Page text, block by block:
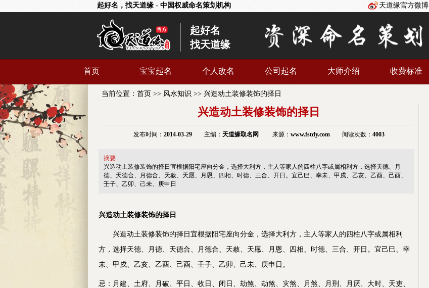
起好名，找天道缘 - 中国权威命名策划机构 天道缘官方微博
起好名
找天道缘
首页 宝宝起名 个人改名 公司起名 大师介绍 收费标准
当前位置： 首页 >> 风水知识 >> 兴造动土装修装饰的择日
兴造动土装修装饰的择日
发布时间： 2014-03-29主编： 天道缘取名网 来源： www.fstdy.com阅读次数： 4003
摘要
兴造动土装修装饰的择日宜根据阳宅座向分金，选择大利方，主人等家人的四柱八字或属相利方，选择天德、月
德、天德合、月德合、天赦、天愿、月恩、四相、时德、三合、开日。宜己巳、幸未、甲戍、乙亥、乙酉、己酉、
壬子、乙卯、己未、庚申日
兴造动土装修装饰的择日
兴造动土装修装饰的择日宜根据阳宅座向分金，选择大利方，主人等家人的四柱八字或属相利
方，选择天德、月德、天德合、月德合、天赦、天愿、月恩、四相、时德、三合、开日。宜己巳、幸
未、甲戍、乙亥、乙酉、己酉、壬子、乙卯、己未、庚申日。
忌：月建、土府、月破、平日、收日、闭日、劫煞、劫煞、灾煞、月煞、月刑、月厌、大时、天吏、